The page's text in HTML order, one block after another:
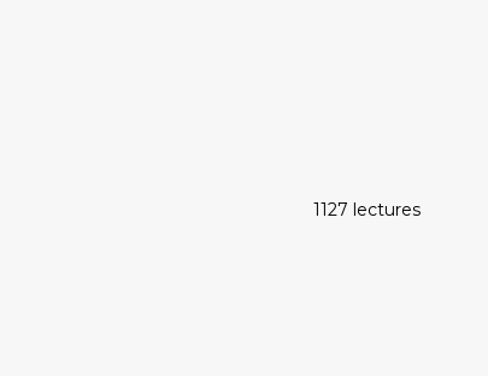
1127 lectures